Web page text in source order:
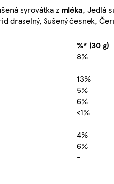
syrovátka z mléka, Jedlá
draselný, Sušený česnek,
%* (30 g)
8%
13%
5%
6%
<1%
4%
6%
-